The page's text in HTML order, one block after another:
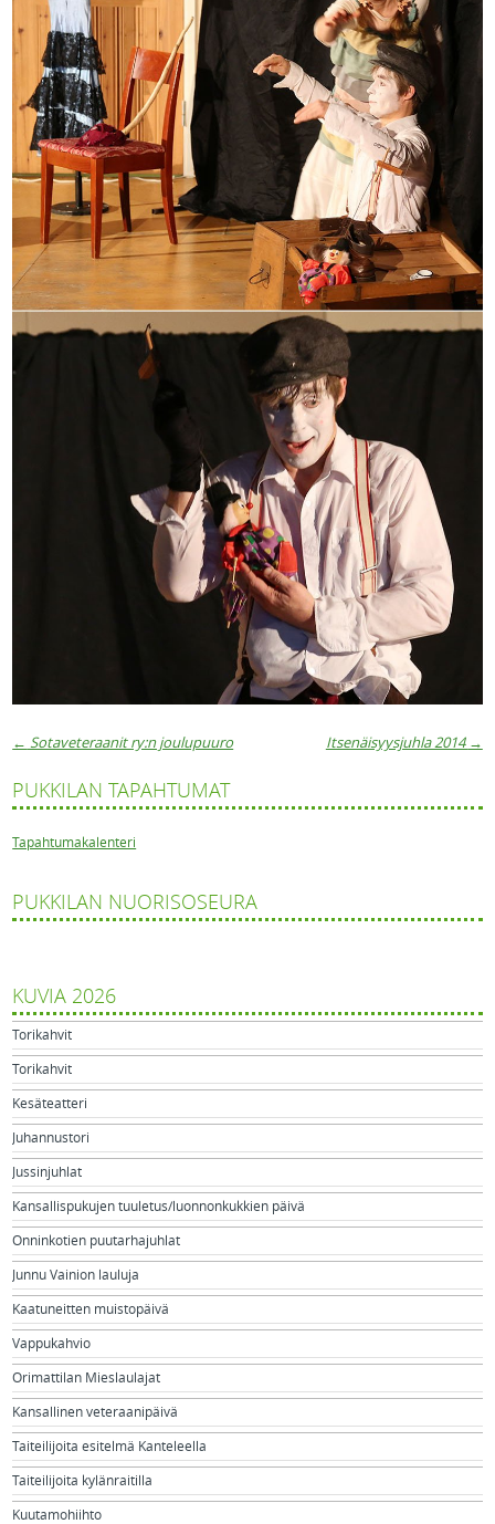
Artikkelien navigaatio
← Sotaveteraanit ry:n joulupuuro Itsenäisyysjuhla 2014 →
PUKKILAN TAPAHTUMAT
Tapahtumakalenteri
PUKKILAN NUORISOSEURA
KUVIA 2026
Torikahvit
Torikahvit
Kesäteatteri
Juhannustori
Jussinjuhlat
Kansallispukujen tuuletus/luonnonkukkien päivä
Onninkotien puutarhajuhlat
Junnu Vainion lauluja
Kaatuneitten muistopäivä
Vappukahvio
Orimattilan Mieslaulajat
Kansallinen veteraanipäivä
Taiteilijoita esitelmä Kanteleella
Taiteilijoita kylänraitilla
Kuutamohiihto